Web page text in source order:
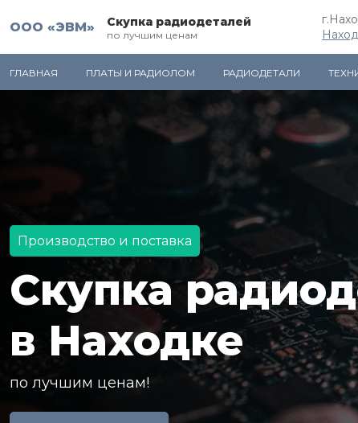
ООО «ЭВМ» Скупка радиодеталей
по лучшим ценам
ГЛАВНАЯ ПЛАТЫ И РАДИОЛОМ РАДИОДЕТАЛИ
Производство и поставка
Скупка
в Находке
по лучшим ценам!